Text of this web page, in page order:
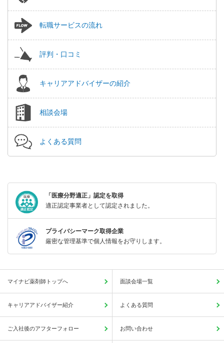
転職サービスの流れ
評判・口コミ
キャリアアドバイザーの紹介
相談会場
よくある質問
「医療分野適正」認定を取得
適正認定事業者として認定されました。
プライバシーマーク取得企業
厳密な管理基準で個人情報をお守りします。
マイナビ薬剤師トップへ 面談会場一覧
キャリアアドバイザー紹介 よくある質問
ご入社後のアフターフォロー お問い合わせ